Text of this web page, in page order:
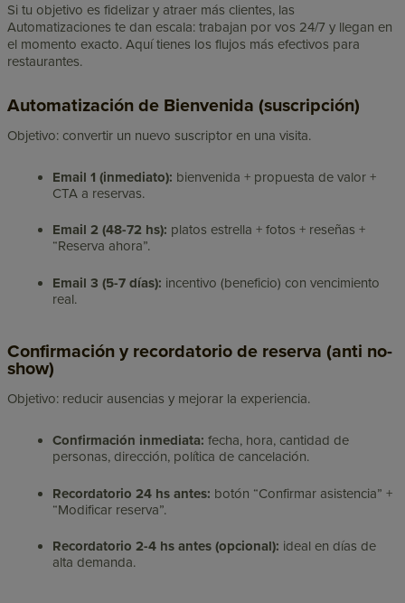
Si tu objetivo es fidelizar y atraer más clientes, las
Automatizaciones te dan escala: trabajan por vos 24/7 y llegan en
el momento exacto. Aquí tienes los flujos más efectivos para
restaurantes.
Automatización de Bienvenida (suscripción)
Objetivo: convertir un nuevo suscriptor en una visita.
Email 1 (inmediato): bienvenida + propuesta de valor +
CTA a reservas.
Email 2 (48-72 hs): platos estrella + fotos + reseñas +
“Reserva ahora”.
Email 3 (5-7 días): incentivo (beneficio) con vencimiento
real.
Confirmación y recordatorio de reserva (anti no-
show)
Objetivo: reducir ausencias y mejorar la experiencia.
Confirmación inmediata: fecha, hora, cantidad de
personas, dirección, política de cancelación.
Recordatorio 24 hs antes: botón “Confirmar asistencia” +
“Modificar reserva”.
Recordatorio 2-4 hs antes (opcional): ideal en días de
alta demanda.